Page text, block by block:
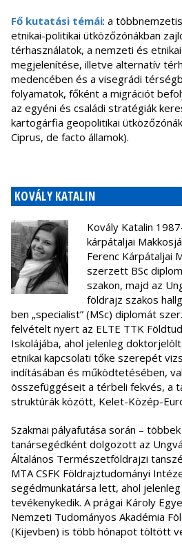
Fő kutatási témái: a
etnikai-politikai ütközőzónákban
térhasználatok, a nemzeti és
megjelenítése, illetve alternatív
medencében és a visegrádi
folyamatok, főként a migrációt
az egyéni és családi stratégiák
kartogárfia geopolitikai
Ciprus, de facto államok).
KOVÁLY KATALIN
Kovály Katalin
kárpátaljai
Ferenc Kárpátaljai
szerzett BSc
szakon, majd az
földrajz szakos
ben „specialist” (MSc) diplomát
felvételt nyert az ELTE TTK
Iskolájába, ahol jelenleg
etnikai kapcsolati tőke szerepét
indításában és működtetésében,
összefüggéseit a térbeli fekvés, a
struktúrák között, Kelet-Közép-
Szakmai pályafutása során –
tanársegédként dolgozott az
Általános Természetföldrajzi
MTA CSFK Földrajztudományi
segédmunkatársa lett, ahol jelenleg
tevékenykedik. A prágai Károly
Nemzeti Tudományos Akadémia
(Kijevben) is több hónapot töltött